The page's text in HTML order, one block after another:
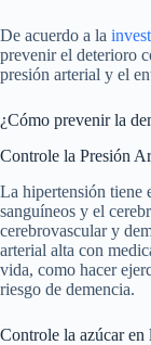
De acuerdo a la
prevenir el deterioro
presión arterial y el
¿Cómo prevenir la
Controle la Presión
La hipertensión tiene
sanguíneos y el
cerebrovascular y
arterial alta con
vida, como hacer
riesgo de demencia.
Controle la azúcar en